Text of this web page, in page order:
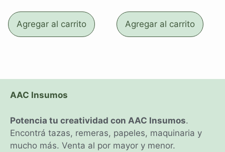
Agregar al carrito Agregar al carrito
AAC Insumos
Potencia tu creatividad con AAC Insumos.
Encontrá tazas, remeras, papeles, maquinaria y
mucho más. Venta al por mayor y menor.